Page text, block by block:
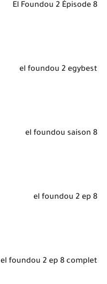
El Foundou 2 Épisode 8
el foundou 2 egybest
el foundou saison 8
el foundou 2 ep 8
el foundou 2 ep 8 complet